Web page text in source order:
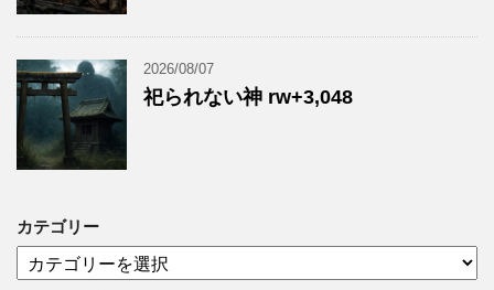
2026/08/07
祀られない神 rw+3,048
カテゴリー
テ